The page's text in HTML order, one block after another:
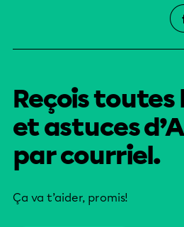
Reçois toutes
et astuces
par courriel.
Ça va t’aider, promis!